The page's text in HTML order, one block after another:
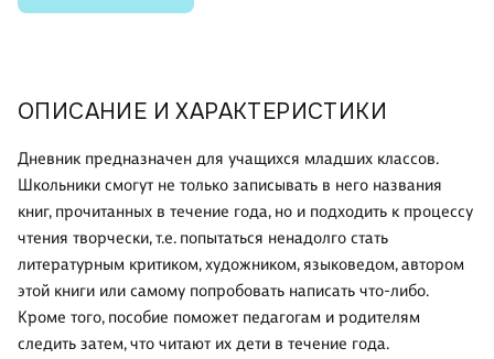
ОПИСАНИЕ И ХАРАКТЕРИСТИКИ
Дневник предназначен для учащихся младших классов.
Школьники смогут не только записывать в него названия
книг, прочитанных в течение года, но и подходить к процессу
чтения творчески, т.е. попытаться ненадолго стать
литературным критиком, художником, языковедом, автором
этой книги или самому попробовать написать что-либо.
Кроме того, пособие поможет педагогам и родителям
следить затем, что читают их дети в течение года.